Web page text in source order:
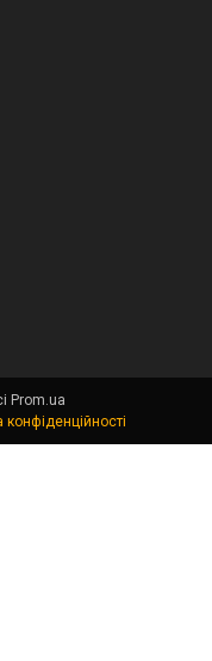
Prom.ua
конфіденційності